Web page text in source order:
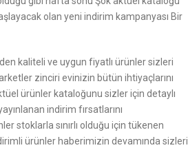
olan yeni indirim kampanyası Bir
kaliteli ve uygun fiyatlı ürünler sizleri
zinciri evinizin bütün ihtiyaçlarını
ürünler kataloğunu sizler için detaylı
indirim fırsatlarını
stoklarla sınırlı olduğu için tükenen
ürünler haberimizin devamında sizleri